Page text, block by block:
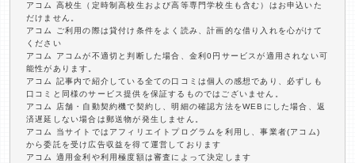
アコム 高校生（定時制高校生および高等専門学校生も含む）はお申込いた
だけません。
アコム ご利用の際は貸付け条件をよく読み、計画的な借り入れを心がけて
ください
アコム アコムが不適切と判断した場合、金利0円サービスが適用されない可
能性があります。
アコム 記事内で紹介している全ての口コミは個人の感想であり、必ずしも
口コミと同様のサービス提供を保証するものではございません。
アコム 店舗・自動契約機で契約し、明細の確認方法をWEBにした場合、返
済遅延しない場合は郵送物が発生しません。
アコム 当サイトではアフィリエイトプログラムを利用し、事業者(アコム)
から委託を受け広告収益を得て運営しております
アコム 適用金利や利用極度額は審査によって決定します